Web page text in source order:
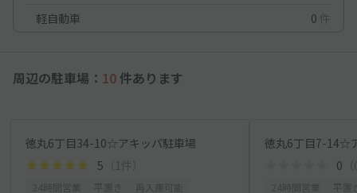
軽自動車
0 件
周辺の駐車場： 10 件あります
徳丸6丁目34-10☆アキッパ駐車場
5 （1件）
徳丸6丁目7-14☆
0